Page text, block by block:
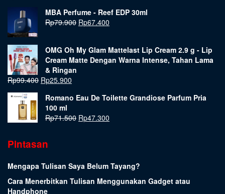
MBA Perfume - Reef EDP 30ml
Rp79.900 Rp67.400
OMG Oh My Glam Mattelast Lip Cream 2.9 g - Lip
Cream Matte Dengan Warna Intense, Tahan Lama
& Ringan
Rp99.400 Rp25.900
Romano Eau De Toilette Grandiose Parfum Pria
100 ml
Rp71.500 Rp47.300
Pintasan
Mengapa Tulisan Saya Belum Tayang?
Cara Menerbitkan Tulisan Menggunakan Gadget atau
Handphone